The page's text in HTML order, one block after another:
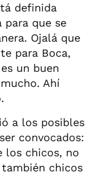
definida
para que se
Ojalá que
para Boca,
un buen
Ahí
a los posibles
convocados:
los chicos, no
chicos